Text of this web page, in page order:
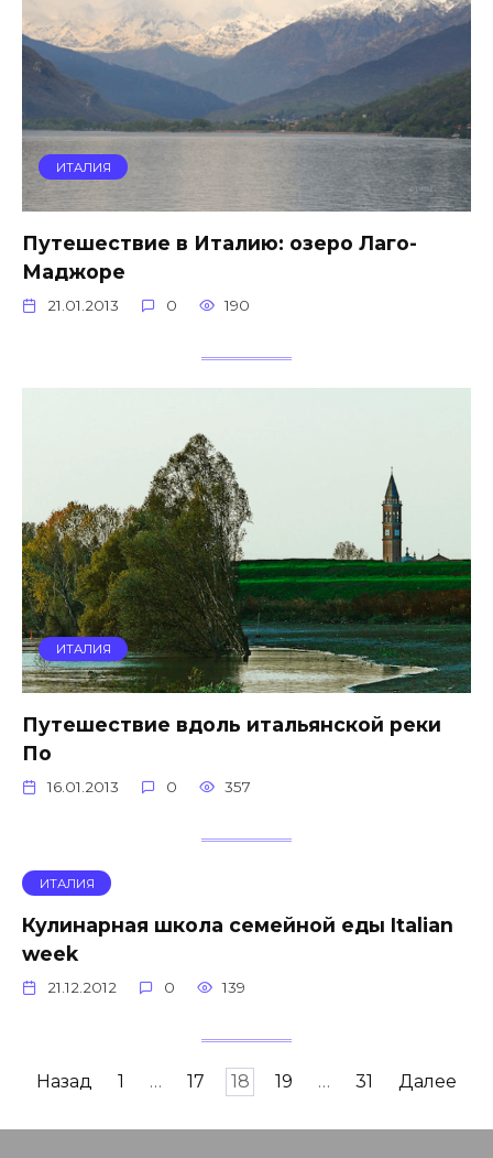
ИТАЛИЯ
Путешествие в Италию: озеро Лаго-
Маджоре
21.01.2013 0 190
ИТАЛИЯ
Путешествие вдоль итальянской реки
По
16.01.2013 0 357
ИТАЛИЯ
Кулинарная школа семейной еды Italian
week
21.12.2012 0 139
Навигация
записям
Назад 1 … 17 18 19 … 31 Далее